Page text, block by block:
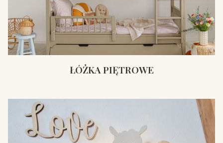
ŁÓŻKA PIĘTROWE